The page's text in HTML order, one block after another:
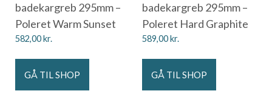
badekargreb 295mm –
Poleret Warm Sunset
582,00kr.
GÅ TIL SHOP
badekargreb 295mm –
Poleret Hard Graphite
589,00kr.
GÅ TIL SHOP